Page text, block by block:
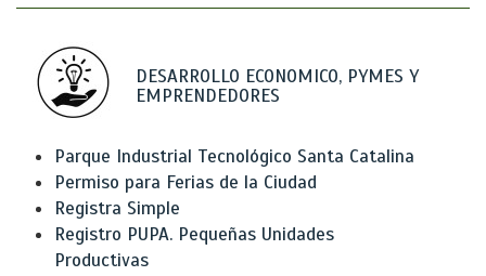
DESARROLLO ECONOMICO, PYMES Y
EMPRENDEDORES
Parque Industrial Tecnológico Santa Catalina
Permiso para Ferias de la Ciudad
Registra Simple
Registro PUPA. Pequeñas Unidades
Productivas